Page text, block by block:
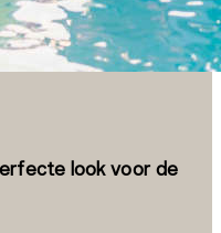
look voor de